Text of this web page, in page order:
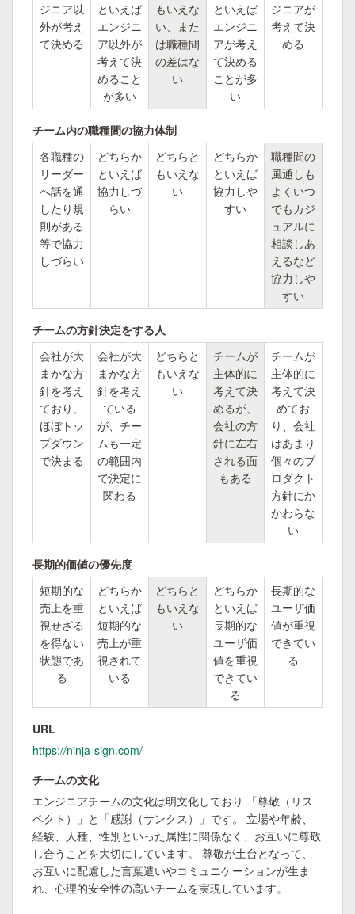
ジニア以
外が考え
て決める
といえば
エンジニ
ア以外が
考えて決
めること
が多い
もいえな
い、また
は職種間
の差はな
い
といえば
エンジニ
アが考え
て決める
ことが多
い
ジニアが
考えて決
める
チーム内の職種間の協力体制
各職種の
リーダー
へ話を通
したり規
則がある
等で協力
しづらい
どちらか
といえば
協力しづ
らい
どちらと
もいえな
い
どちらか
といえば
協力しや
すい
職種間の
風通しも
よくいつ
でもカジ
ュアルに
相談しあ
えるなど
協力しや
すい
チームの方針決定をする人
会社が大
まかな方
針を考え
ており、
ほぼトッ
プダウン
で決まる
会社が大
まかな方
針を考え
ている
が、チー
ムも一定
の範囲内
で決定に
関わる
どちらと
もいえな
い
チームが
主体的に
考えて決
めるが、
会社の方
針に左右
される面
もある
チームが
主体的に
考えて決
めてお
り、会社
はあまり
個々のプ
ロダクト
方針にか
かわらな
い
長期的価値の優先度
短期的な
売上を重
視せざる
を得ない
状態であ
る
どちらか
といえば
短期的な
売上が重
視されて
いる
どちらと
もいえな
い
どちらか
といえば
長期的な
ユーザ価
値を重視
できてい
る
長期的な
ユーザ価
値が重視
できてい
る
URL
https://ninja-sign.com/
チームの文化
エンジニアチームの文化は明文化しており 「尊敬（リス
ペクト）」と「感謝（サンクス）」です。 立場や年齢、
経験、人種、性別といった属性に関係なく、お互いに尊敬
し合うことを大切にしています。 尊敬が土台となって、
お互いに配慮した言葉遣いやコミュニケーションが生ま
れ、心理的安全性の高いチームを実現しています。